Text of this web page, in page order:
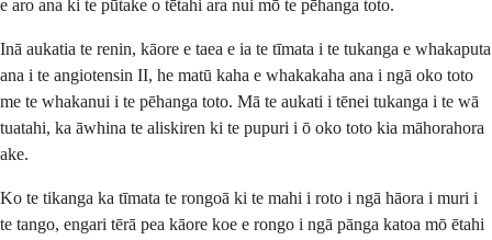
e aro ana ki te pūtake o tētahi ara nui mō te pēhanga toto.
Inā aukatia te renin, kāore e taea e ia te tīmata i te tukanga e whakaputa
ana i te angiotensin II, he matū kaha e whakakaha ana i ngā oko toto
me te whakanui i te pēhanga toto. Mā te aukati i tēnei tukanga i te wā
tuatahi, ka āwhina te aliskiren ki te pupuri i ō oko toto kia māhorahora
ake.
Ko te tikanga ka tīmata te rongoā ki te mahi i roto i ngā hāora i muri i
te tango, engari tērā pea kāore koe e rongo i ngā pānga katoa mō ētahi